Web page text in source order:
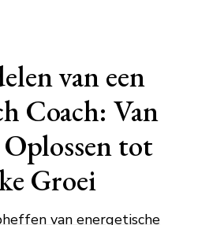
van een
Coach: Van
tot
Groei
van energetische